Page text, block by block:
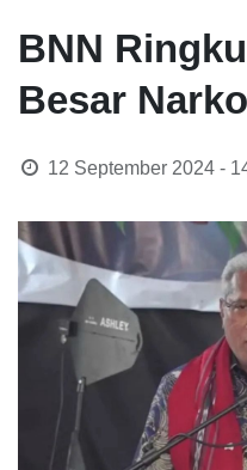
BNN
Besar
12 September 2024 -